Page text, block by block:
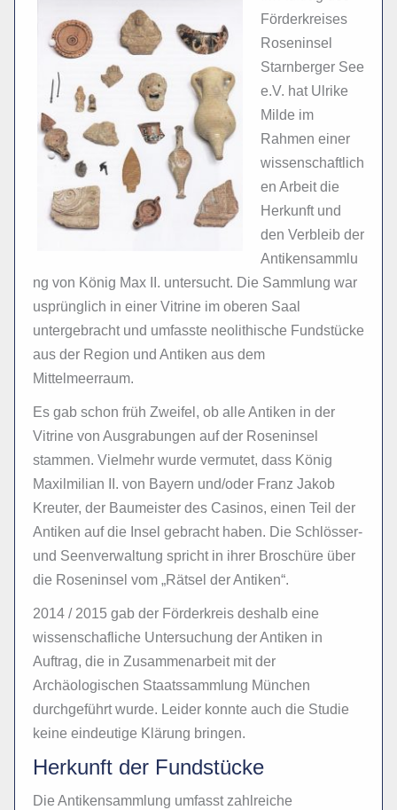
Förderkreises
Roseninsel
Starnberger See
e.V. hat Ulrike
Milde im
Rahmen einer
wissenschaftlich
en Arbeit die
Herkunft und
den Verbleib der
Antikensammlu
ng von König Max II. untersucht. Die Sammlung war
usprünglich in einer Vitrine im oberen Saal
untergebracht und umfasste neolithische Fundstücke
aus der Region und Antiken aus dem
Mittelmeerraum.
Es gab schon früh Zweifel, ob alle Antiken in der
Vitrine von Ausgrabungen auf der Roseninsel
stammen. Vielmehr wurde vermutet, dass König
Maxilmilian II. von Bayern und/oder Franz Jakob
Kreuter, der Baumeister des Casinos, einen Teil der
Antiken auf die Insel gebracht haben. Die Schlösser-
und Seenverwaltung spricht in ihrer Broschüre über
die Roseninsel vom „Rätsel der Antiken“.
2014 / 2015 gab der Förderkreis deshalb eine
wissenschafliche Untersuchung der Antiken in
Auftrag, die in Zusammenarbeit mit der
Archäologischen Staatssammlung München
durchgeführt wurde. Leider konnte auch die Studie
keine eindeutige Klärung bringen.
Herkunft der Fundstücke
Die Antikensammlung umfasst zahlreiche